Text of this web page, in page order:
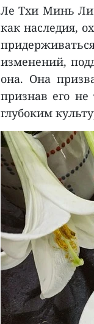
Ле Тхи Минь Ли
как наследия,
изменений,
она. Она
признав его
глубоким